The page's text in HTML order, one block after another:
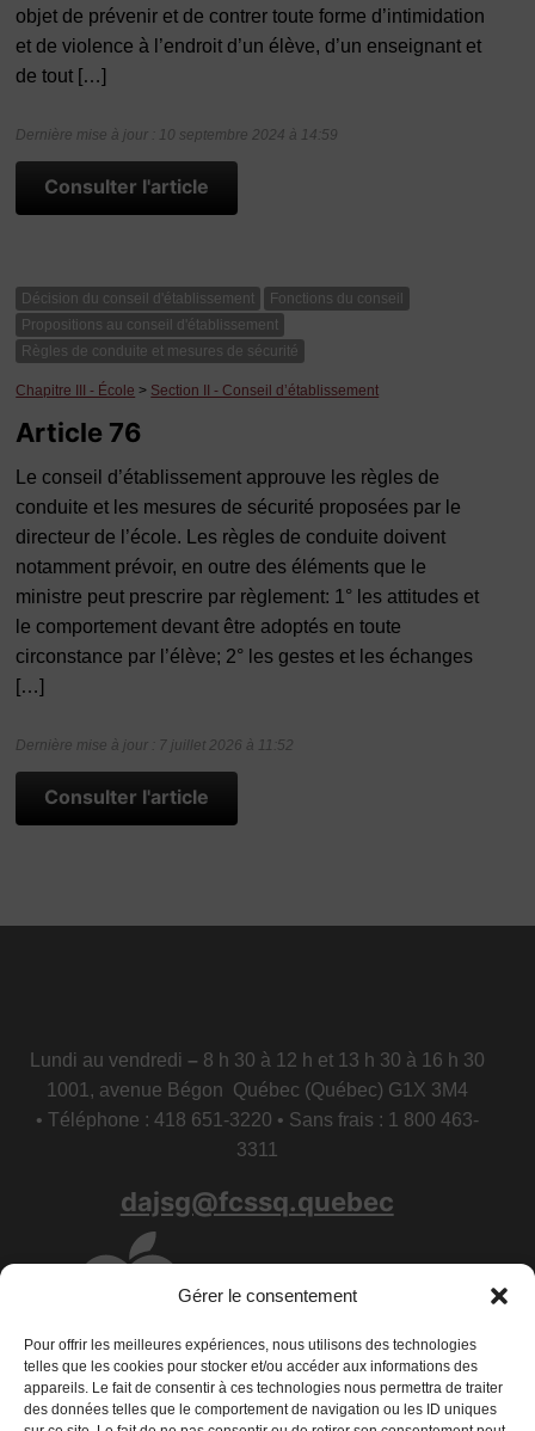
Gérer le consentement
Pour offrir les meilleures expériences, nous utilisons des technologies
telles que les cookies pour stocker et/ou accéder aux informations des
appareils. Le fait de consentir à ces technologies nous permettra de traiter
des données telles que le comportement de navigation ou les ID uniques
objet de prévenir et de contrer toute forme d’intimidation
et de violence à l’endroit d’un élève, d’un enseignant et
de tout […]
Dernière mise à jour : 10 septembre 2024 à 14:59
Consulter l'article
Décision du conseil d'établissement
Fonctions du conseil
Propositions au conseil d'établissement
Règles de conduite et mesures de sécurité
Chapitre III - École > Section II - Conseil d’établissement
Article 76
Le conseil d’établissement approuve les règles de
conduite et les mesures de sécurité proposées par le
directeur de l’école. Les règles de conduite doivent
notamment prévoir, en outre des éléments que le
ministre peut prescrire par règlement: 1° les attitudes et
le comportement devant être adoptés en toute
circonstance par l’élève; 2° les gestes et les échanges
[…]
Dernière mise à jour : 7 juillet 2026 à 11:52
Consulter l'article
Lundi au vendredi – 8 h 30 à 12 h et 13 h 30 à 16 h 30
1001, avenue Bégon Québec (Québec) G1X 3M4
• Téléphone : 418 651-3220 • Sans frais : 1 800 463-
3311
dajsg@fcssq.quebec